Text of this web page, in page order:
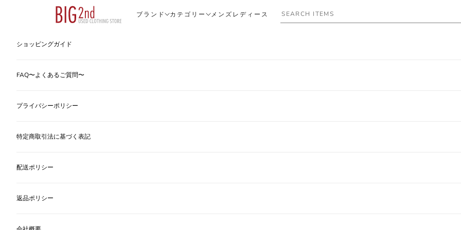
ヴィンテージ古着のオンライン通販なら【公式】古着屋BIG2nd
ブランド カテゴリー メンズレディース
ショッピングガイド
FAQ〜よくあるご質問〜
プライバシーポリシー
特定商取引法に基づく表記
配送ポリシー
返品ポリシー